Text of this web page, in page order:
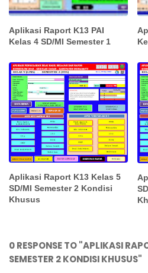
Aplikasi Raport K13 PAI
Kelas 4 SD/MI Semester 1
Aplikasi Raport K13 Kelas 5
SD/MI Semester 2 Kondisi
Khusus
0 RESPONSE TO "APLIKASI
SEMESTER 2 KONDISI KHUSUS"